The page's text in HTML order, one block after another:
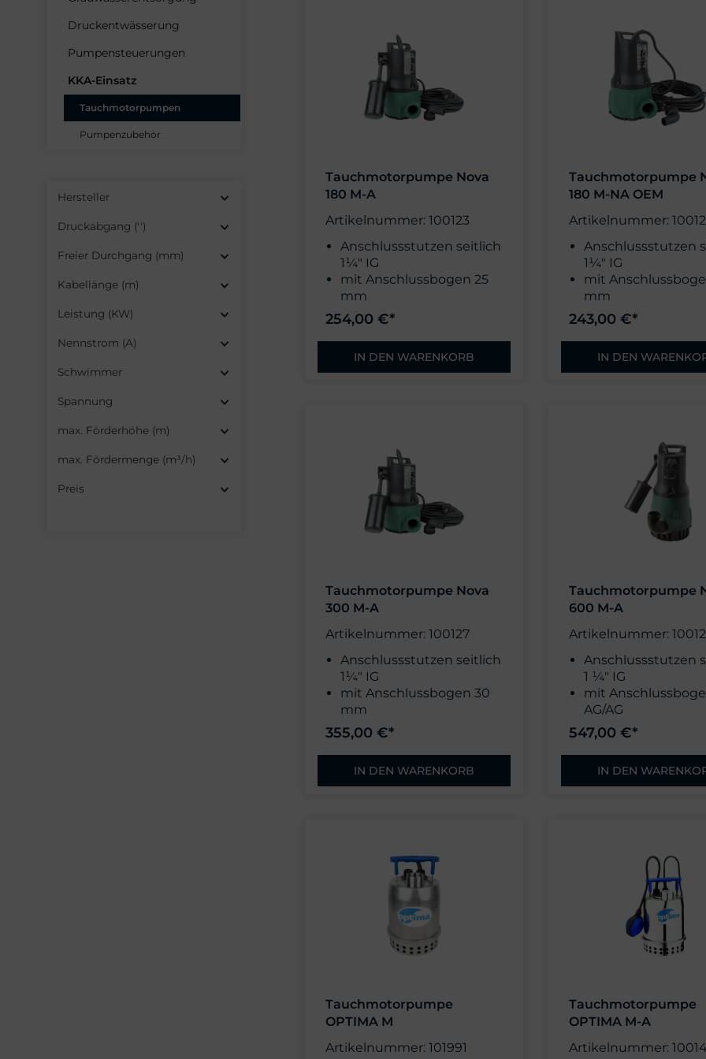
Druckentwässerung
Pumpensteuerungen
KKA-Einsatz
Tauchmotorpumpen
Pumpenzubehör
Hersteller
Druckabgang ('')
Freier Durchgang (mm)
Kabellänge (m)
Leistung (KW)
Nennstrom (A)
Schwimmer
Spannung
max. Förderhöhe (m)
max. Fördermenge (m³/h)
Preis
Tauchmotorpumpe Nova
180 M-A
Artikelnummer: 100123
Anschlussstutzen seitlich
1¼" IG
mit Anschlussbogen 25
mm
5 m Kabel H05
254,00 €*
IN DEN WARENKORB
Tauchmotorpumpe
180 M-NA OEM
Artikelnummer:
Anschlussstutzen
1¼" IG
mit
mm
10 m Kabel
243,00 €*
IN DEN
Tauchmotorpumpe Nova
300 M-A
Artikelnummer: 100127
Anschlussstutzen seitlich
1¼" IG
mit Anschlussbogen 30
mm
5 m Kabel H05
355,00 €*
IN DEN WARENKORB
Tauchmotorpumpe
600 M-A
Artikelnummer:
Anschlussstutzen
1 ¼" IG
mit
AG/AG
ohne
547,00 €*
IN DEN
Tauchmotorpumpe
OPTIMA M
Artikelnummer: 101991
Tauchmotorpumpe
OPTIMA M-A
Artikelnummer: